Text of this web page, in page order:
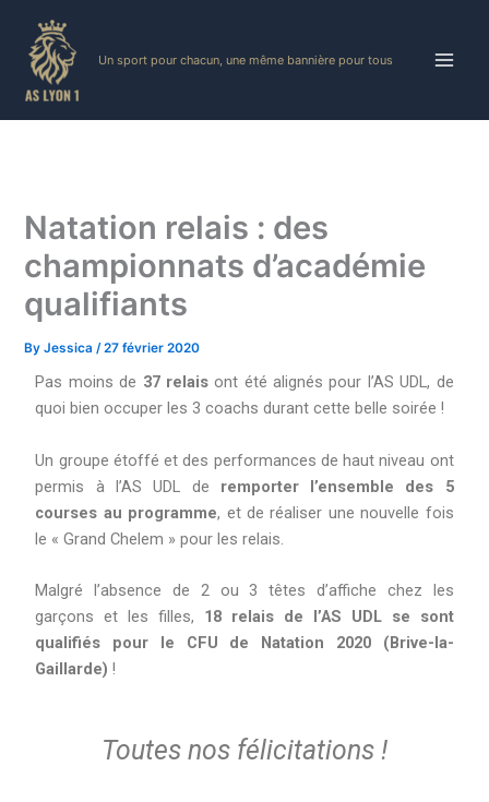
content
Un sport pour chacun, une même bannière pour tous
Natation relais : des
championnats d’académie
qualifiants
ByJessica/27 février 2020
Pas moins de 37 relaisont été alignés pour l’AS UDL, de
quoi bien occuper les 3 coachs durant cette belle soirée !
Un groupe étoffé et des performances de haut niveau ont
permis à l’AS UDL de remporter l’ensemble des 5
courses au programme, et de réaliser une nouvelle fois
le « Grand Chelem » pour les relais.
Malgré l’absence de 2 ou 3 têtes d’affiche chez les
garçons et les filles, 18 relais de l’AS UDL se sont
qualifiés pour le CFU de Natation 2020 (Brive-la-
Gaillarde) !
Toutes nos félicitations !